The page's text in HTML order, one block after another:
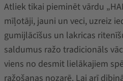
Atliek tikai pieminēt vārdu
mīļotāji, jauni un veci, uzreiz
gumijlācīšus un lakricas
saldumus ražo tradicionāls
viens no desmit lielākajiem
ražošanas nozarē. Lai arī